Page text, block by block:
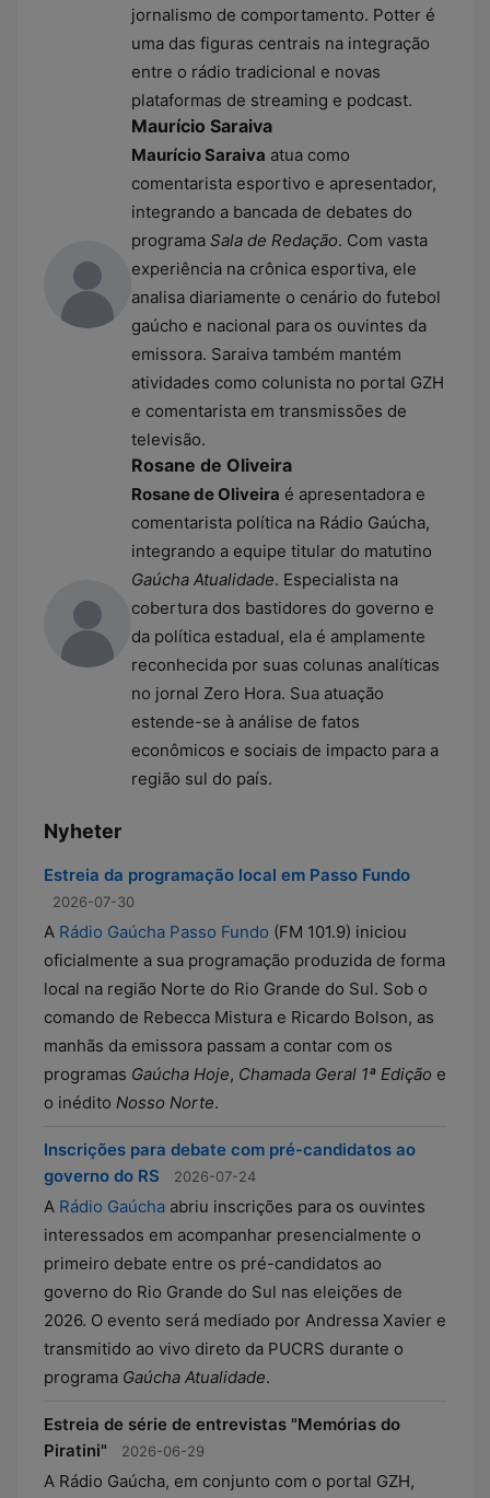
jornalismo de comportamento. Potter é
uma das figuras centrais na integração
entre o rádio tradicional e novas
plataformas de streaming e podcast.
Maurício Saraiva
Maurício Saraiva atua como
comentarista esportivo e apresentador,
integrando a bancada de debates do
programa Sala de Redação. Com vasta
experiência na crônica esportiva, ele
analisa diariamente o cenário do futebol
gaúcho e nacional para os ouvintes da
emissora. Saraiva também mantém
atividades como colunista no portal GZH
e comentarista em transmissões de
televisão.
Rosane de Oliveira
Rosane de Oliveira é apresentadora e
comentarista política na Rádio Gaúcha,
integrando a equipe titular do matutino
Gaúcha Atualidade. Especialista na
cobertura dos bastidores do governo e
da política estadual, ela é amplamente
reconhecida por suas colunas analíticas
no jornal Zero Hora. Sua atuação
estende-se à análise de fatos
econômicos e sociais de impacto para a
região sul do país.
Nyheter
Estreia da programação local em Passo Fundo
2026-07-30
A Rádio Gaúcha Passo Fundo (FM 101.9) iniciou
oficialmente a sua programação produzida de forma
local na região Norte do Rio Grande do Sul. Sob o
comando de Rebecca Mistura e Ricardo Bolson, as
manhãs da emissora passam a contar com os
programas Gaúcha Hoje, Chamada Geral 1ª Edição e
o inédito Nosso Norte.
Inscrições para debate com pré-candidatos ao
governo do RS
2026-07-24
A Rádio Gaúcha abriu inscrições para os ouvintes
interessados em acompanhar presencialmente o
primeiro debate entre os pré-candidatos ao
governo do Rio Grande do Sul nas eleições de
2026. O evento será mediado por Andressa Xavier e
transmitido ao vivo direto da PUCRS durante o
programa Gaúcha Atualidade.
Estreia de série de entrevistas "Memórias do
Piratini"
2026-06-29
A Rádio Gaúcha, em conjunto com o portal GZH,